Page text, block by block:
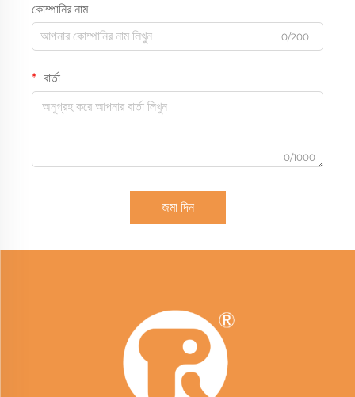
কোম্পানির নাম
0/200
বার্তা
0/1000
জমা দিন